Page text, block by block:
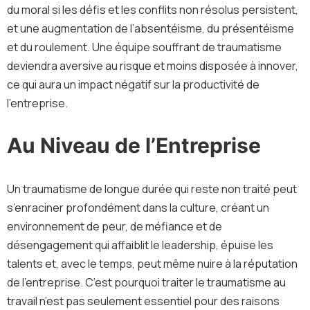
du moral si les défis et les conflits non résolus persistent,
et une augmentation de l’absentéisme, du présentéisme
et du roulement. Une équipe souffrant de traumatisme
deviendra aversive au risque et moins disposée à innover,
ce qui aura un impact négatif sur la productivité de
l’entreprise.
Au Niveau de l’Entreprise
Un traumatisme de longue durée qui reste non traité peut
s’enraciner profondément dans la culture, créant un
environnement de peur, de méfiance et de
désengagement qui affaiblit le leadership, épuise les
talents et, avec le temps, peut même nuire à la réputation
de l’entreprise. C’est pourquoi traiter le traumatisme au
travail n’est pas seulement essentiel pour des raisons